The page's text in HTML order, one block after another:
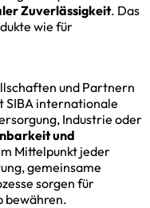
Zuverlässigkeit. Das
wie für
und Partnern
SIBA internationale
Industrie oder
und
Mittelpunkt jeder
gemeinsame
sorgen für
bewähren.